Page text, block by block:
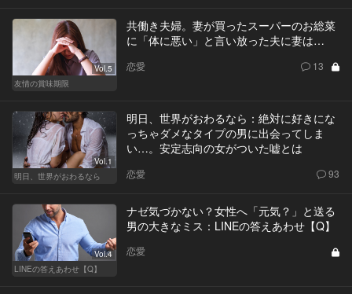
Vol.5
友情の賞味期限
共働き夫婦。妻が買ったスーパーのお総菜
に「体に悪い」と言い放った夫に妻は…
恋愛 13
Vol.1
明日、世界がおわるなら
明日、世界がおわるなら：絶対に好きにな
っちゃダメなタイプの男に出会ってしま
い…。安定志向の女がついた嘘とは
恋愛 93
Vol.4
LINEの答えあわせ【Q】
ナゼ気づかない？女性へ「元気？」と送る
男の大きなミス：LINEの答えあわせ【Q】
恋愛